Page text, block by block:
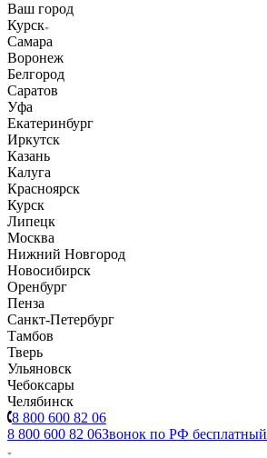
Ваш город
Курск
Самара
Воронеж
Белгород
Саратов
Уфа
Екатеринбург
Иркутск
Казань
Калуга
Красноярск
Курск
Липецк
Москва
Нижний Новгород
Новосибирск
Оренбург
Пенза
Санкт-Петербург
Тамбов
Тверь
Ульяновск
Чебоксары
Челябинск
8 800 600 82 06
8 800 600 82 06Звонок по РФ бесплатный